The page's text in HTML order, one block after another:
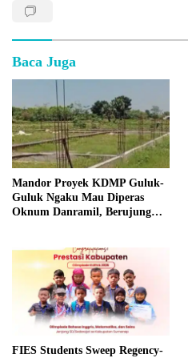
Baca Juga
Mandor Proyek KDMP Guluk-
Guluk Ngaku Mau Diperas
Oknum Danramil, Berujung
FIES Students Sweep Regency-